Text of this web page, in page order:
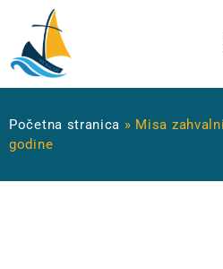
Početna stranica » Misa
godine